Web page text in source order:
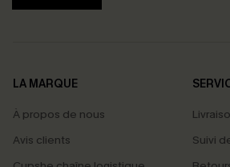
LA MARQUE
À propos de nous
Avis clients
Suivi